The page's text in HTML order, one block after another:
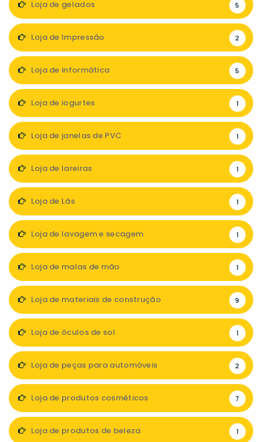
Loja de gelados 5
Loja de Impressão 2
Loja de informática 5
Loja de iogurtes 1
Loja de janelas de PVC 1
Loja de lareiras 1
Loja de Lãs 1
Loja de lavagem e secagem 1
Loja de malas de mão 1
Loja de materiais de construção 9
Loja de óculos de sol 1
Loja de peças para automóveis 2
Loja de produtos cosméticos 7
Loja de produtos de beleza 1